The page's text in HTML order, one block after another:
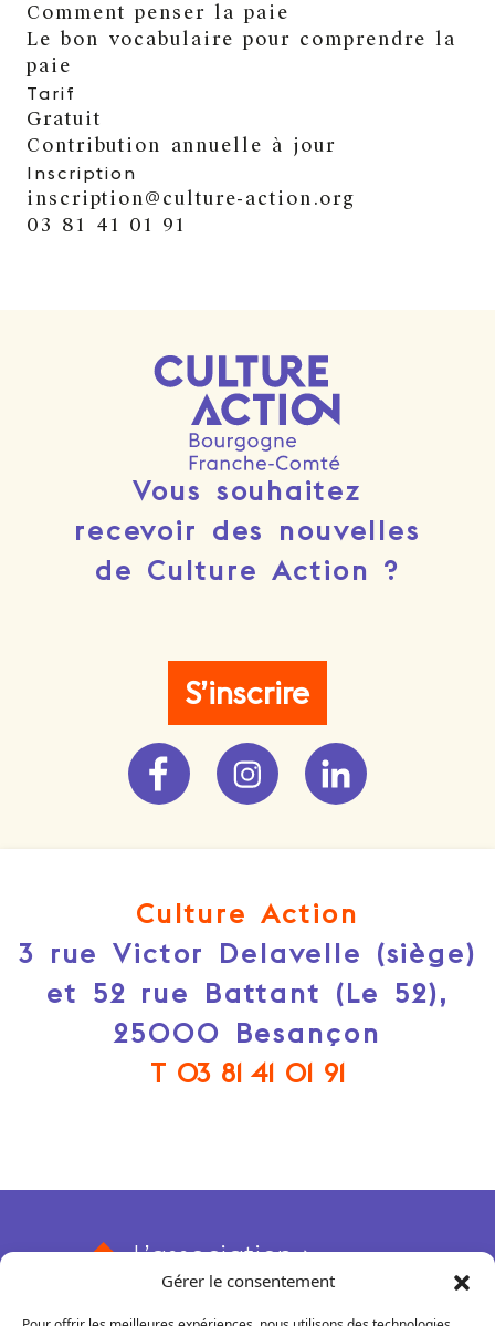
Gérer le consentement
Comment penser la paie
Le bon vocabulaire pour comprendre la
paie
Tarif
Gratuit
Contribution annuelle à jour
Inscription
inscription@culture-action.org
03 81 41 01 91
Vous souhaitez
recevoir des nouvelles
de Culture Action ?
S’inscrire
Culture Action
3 rue Victor Delavelle (siège)
et 52 rue Battant (Le 52),
25000 Besançon
T 03 81 41 01 91
L’association
Qui sommes-nous ?
Nos actions